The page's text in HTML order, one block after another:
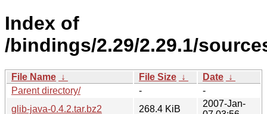
Index of
/bindings/2.29/2.29.1/
File Name ↓ File Size ↓ Date ↓
Parent directory/
-
-
glib-java-0.4.2.tar.bz2
268.4 KiB
2007-Jan-